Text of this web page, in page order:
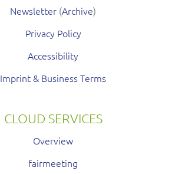
Newsletter (Archive)
Privacy Policy
Accessibility
Imprint & Business Terms
CLOUD SERVICES
Overview
fairmeeting